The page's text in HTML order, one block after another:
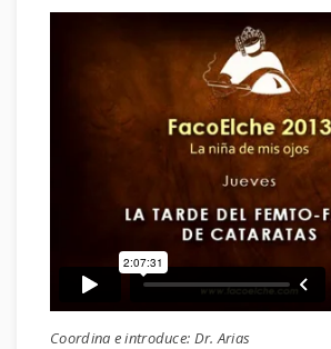
Coordina e introduce: Dr. Arias